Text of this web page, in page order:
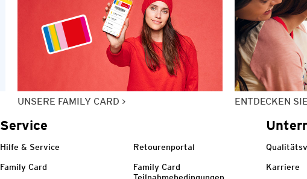
UNSERE FAMILY CARD ENTDECKEN
Service
Hilfe & Service Retourenportal
Family Card
Family Card
Karriere